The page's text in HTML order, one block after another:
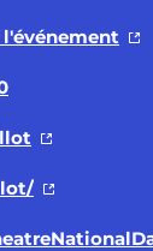
l'événement